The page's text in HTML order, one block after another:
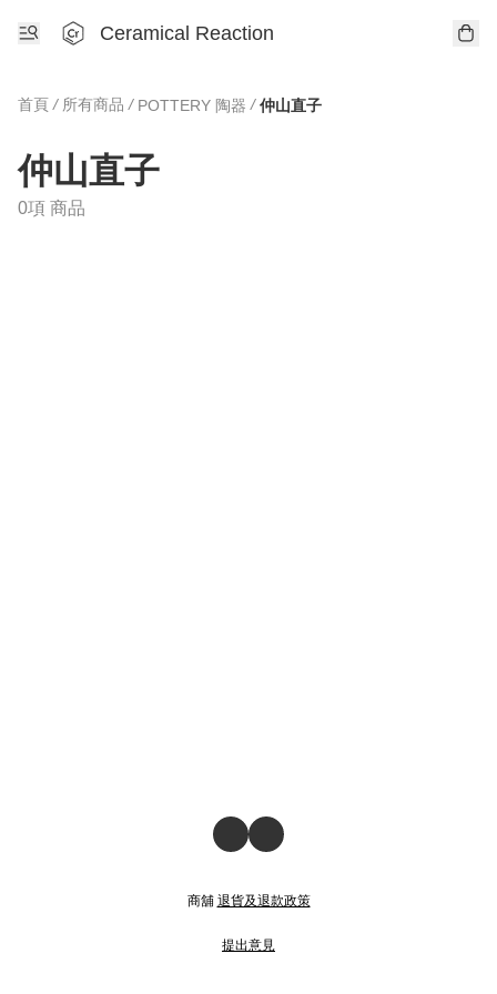
Ceramical Reaction
首頁 / 所有商品 / POTTERY 陶器 / 仲山直子
仲山直子
0項 商品
商舖 退貨及退款政策
提出意見